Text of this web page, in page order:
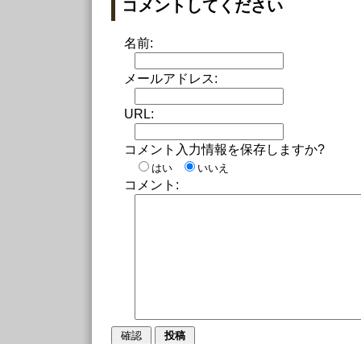
コメントしてください
名前:
メールアドレス:
URL:
コメント入力情報を保存しますか?
はい いいえ
コメント: